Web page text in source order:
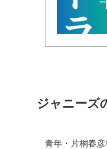
ジャニーズ
青年・片桐春